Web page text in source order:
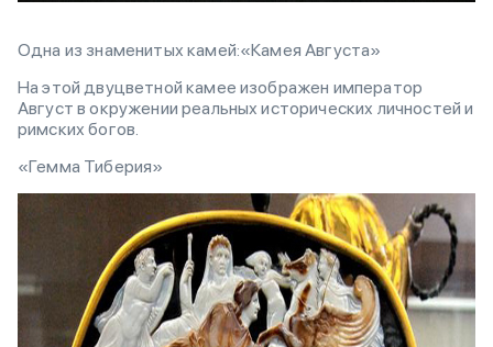
Одна из знаменитых камей:«Камея Августа»
На этой двуцветной камее изображен император
Август в окружении реальных исторических личностей и
римских богов.
«Гемма Тиберия»